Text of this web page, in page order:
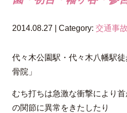
2014.08.27 | Category: 交通事故
代々木公園駅・代々木八幡駅
骨院」
むち打ちは急激な衝撃により
の関節に異常をきたしたり